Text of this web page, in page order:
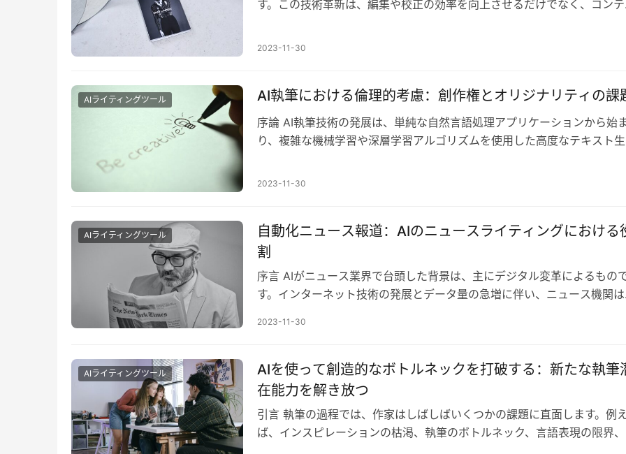
す。この技術革新は、編集や校正の効率を向上させるだけでなく、コンテ
2023-11-30
AIライティングツール AI執筆における倫理的考慮：創作権とオリジナリティの課
序論 AI執筆技術の発展は、単純な自然言語処理アプリケーションから始
り、複雑な機械学習や深層学習アルゴリズムを使用した高度なテキスト生
2023-11-30
AIライティングツール
自動化ニュース報道：AIのニュースライティングにおける
割
序言 AIがニュース業界で台頭した背景は、主にデジタル変革によるもの
す。インターネット技術の発展とデータ量の急増に伴い、ニュース機関は
2023-11-30
AIライティングツール
AIを使って創造的なボトルネックを打破する：新たな執筆
在能力を解き放つ
引言 執筆の過程では、作家はしばしばいくつかの課題に直面します。例
ば、インスピレーションの枯渇、執筆のボトルネック、言語表現の限界、